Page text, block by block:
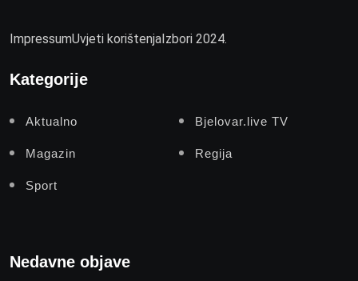
ImpressumUvjeti korištenjaIzbori 2024.
Kategorije
Aktualno Bjelovar.live TV
Magazin Regija
Sport
Nedavne objave